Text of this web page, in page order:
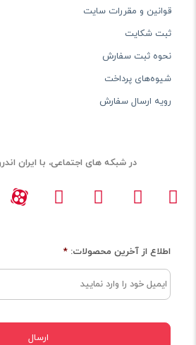
قوانین و مقررات سایت
ثبت شکایت
نحوه ثبت سفارش
شیوه‌های پرداخت
رویه ارسال سفارش
در شبکه های اجتماعی، با ایران
اطلاع از آخرین محصولات: *